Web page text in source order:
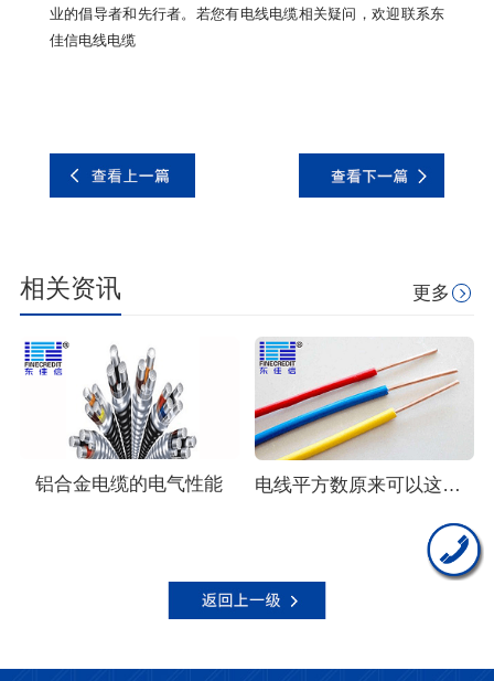
业的倡导者和先行者。若您有电线电缆相关疑问，欢迎联系东
佳信电线电缆
相关资讯 更多
铝合金电缆的电气性能 电线平方数原来可以这么算？